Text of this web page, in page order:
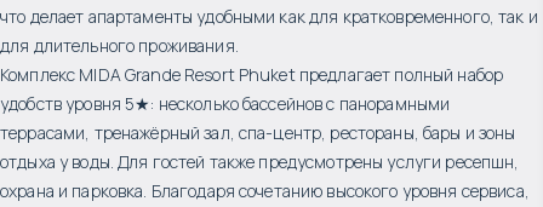
что делает апартаменты удобными как для кратковременного, так и
для длительного проживания.
Комплекс MIDA Grande Resort Phuket предлагает полный набор
удобств уровня 5★: несколько бассейнов с панорамными
террасами, тренажёрный зал, спа-центр, рестораны, бары и зоны
отдыха у воды. Для гостей также предусмотрены услуги ресепшн,
охрана и парковка. Благодаря сочетанию высокого уровня сервиса,